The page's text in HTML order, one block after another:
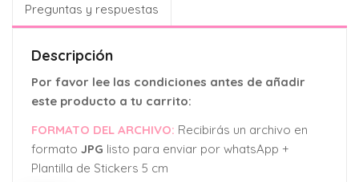
Preguntas y respuestas
Descripción
Por favor lee las condiciones antes de añadir
este producto a tu carrito:
FORMATO DEL ARCHIVO: Recibirás un archivo en
formato JPG listo para enviar por whatsApp +
Plantilla de Stickers 5 cm